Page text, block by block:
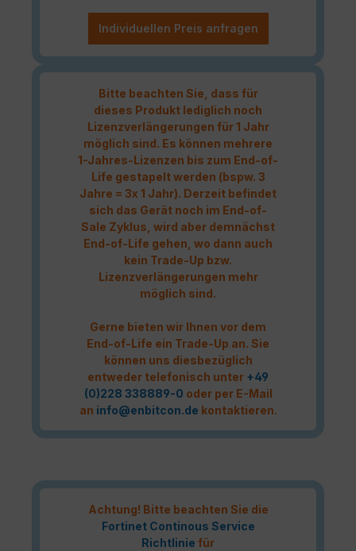
Individuellen Preis anfragen
Bitte beachten Sie, dass für
dieses Produkt lediglich noch
Lizenzverlängerungen für 1 Jahr
möglich sind. Es können mehrere
1-Jahres-Lizenzen bis zum End-of-
Life gestapelt werden (bspw. 3
Jahre = 3x 1 Jahr). Derzeit befindet
sich das Gerät noch im End-of-
Sale Zyklus, wird aber demnächst
End-of-Life gehen, wo dann auch
kein Trade-Up bzw.
Lizenzverlängerungen mehr
möglich sind.
Gerne bieten wir Ihnen vor dem
End-of-Life ein Trade-Up an. Sie
können uns diesbezüglich
entweder telefonisch unter +49
(0)228 338889-0 oder per E-Mail
an info@enbitcon.de kontaktieren.
Achtung! Bitte beachten Sie die
Fortinet Continous Service
Richtlinie für